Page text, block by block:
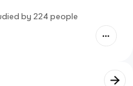
by 224 people